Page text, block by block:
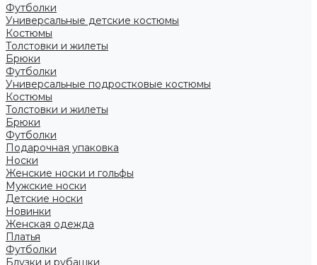
Футболки
Универсальные детские костюмы
Костюмы
Толстовки и жилеты
Брюки
Футболки
Универсальные подростковые костюмы
Костюмы
Толстовки и жилеты
Брюки
Футболки
Подарочная упаковка
Носки
Женские носки и гольфы
Мужские носки
Детские носки
Новинки
Женская одежда
Платья
Футболки
Блузки и рубашки